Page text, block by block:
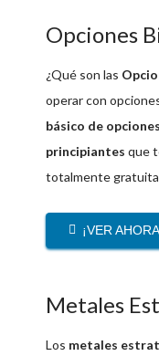
Opciones
¿Qué son las
operar con
básico de
principiantes que
totalmente
¡VER
Metales
Los metales